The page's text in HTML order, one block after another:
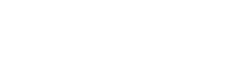
CareProgramSummaryMapping и
индикатора на уровне программы лечения и результатов.